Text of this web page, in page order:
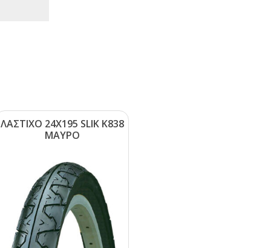
ΛΑΣΤΙΧΟ 24Χ195 SLΙΚ Κ838
ΜΑΥΡΟ